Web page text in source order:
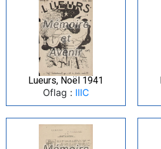
Lueurs, Noël 1941
Oflag : IIIC